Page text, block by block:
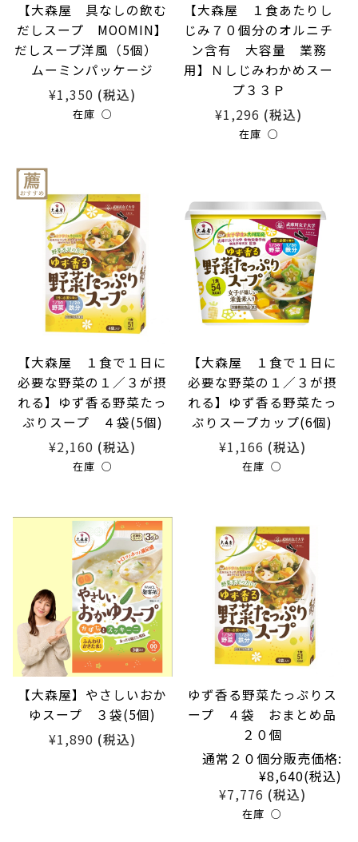
【大森屋 具なしの飲む
だしスープ MOOMIN】
だしスープ洋風（5個）
ムーミンパッケージ
¥1,350 (税込)
在庫 ○
【大森屋 １食あたりし
じみ７０個分のオルニチ
ン含有 大容量 業務
用】Ｎしじみわかめスー
プ３３Ｐ
¥1,296 (税込)
在庫 ○
【大森屋 １食で１日に
必要な野菜の１／３が摂
れる】ゆず香る野菜たっ
ぷりスープ ４袋(5個)
¥2,160 (税込)
在庫 ○
【大森屋 １食で１日に
必要な野菜の１／３が摂
れる】ゆず香る野菜たっ
ぷりスープカップ(6個)
¥1,166 (税込)
在庫 ○
【大森屋】やさしいおか
ゆスープ ３袋(5個)
¥1,890 (税込)
ゆず香る野菜たっぷりス
ープ ４袋 おまとめ品
２０個
通常２０個分販売価格:
¥8,640(税込)
¥7,776 (税込)
在庫 ○